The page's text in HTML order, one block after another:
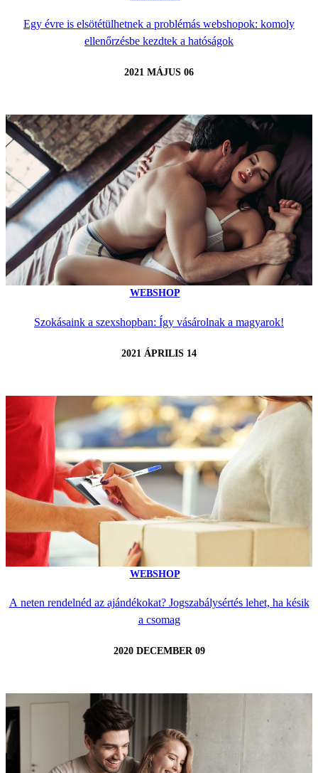
Egy évre is elsötétülhetnek a problémás webshopok: komoly
ellenőrzésbe kezdtek a hatóságok
2021 MÁJUS 06
WEBSHOP
Szokásaink a szexshopban: Így vásárolnak a magyarok!
2021 ÁPRILIS 14
WEBSHOP
A neten rendelnéd az ajándékokat? Jogszabálysértés lehet, ha késik
a csomag
2020 DECEMBER 09